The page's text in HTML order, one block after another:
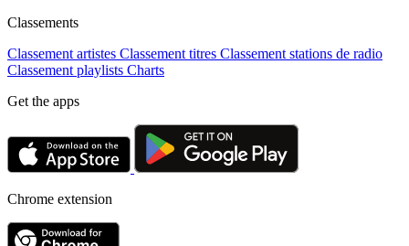
Classements
Classement artistes Classement titres Classement stations de radio
Classement playlists Charts
Get the apps
Chrome extension